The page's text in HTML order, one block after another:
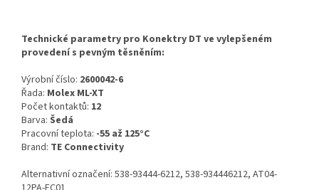
Technické parametry pro Konektry DT ve vylepšeném
provedení s pevným těsněním:
Výrobní číslo: 2600042-6
Řada: Molex ML-XT
Počet kontaktů: 12
Barva: Šedá
Pracovní teplota: -55 až 125°C
Brand: TE Connectivity
Alternativní označení: 538-93444-6212, 538-934446212, AT04-